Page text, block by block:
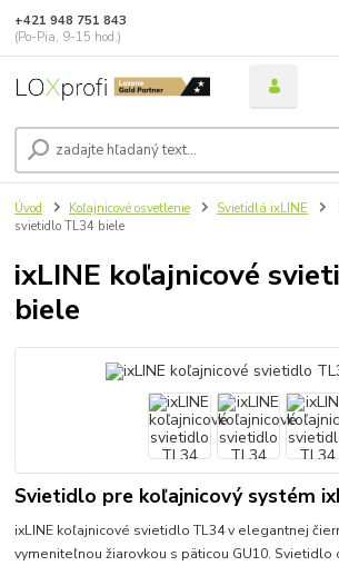
+421 948 751 843
(Po-Pia, 9-15 hod.)
Úvod Koľajnicové osvetlenie Svietidlá ixLINE
svietidlo TL34 biele
ixLINE koľajnicové
biele
Svietidlo pre koľajnicový systém
ixLINE koľajnicové svietidlo TL34 v elegantnej
vymeniteľnou žiarovkou s päticou GU10. Svietidlo